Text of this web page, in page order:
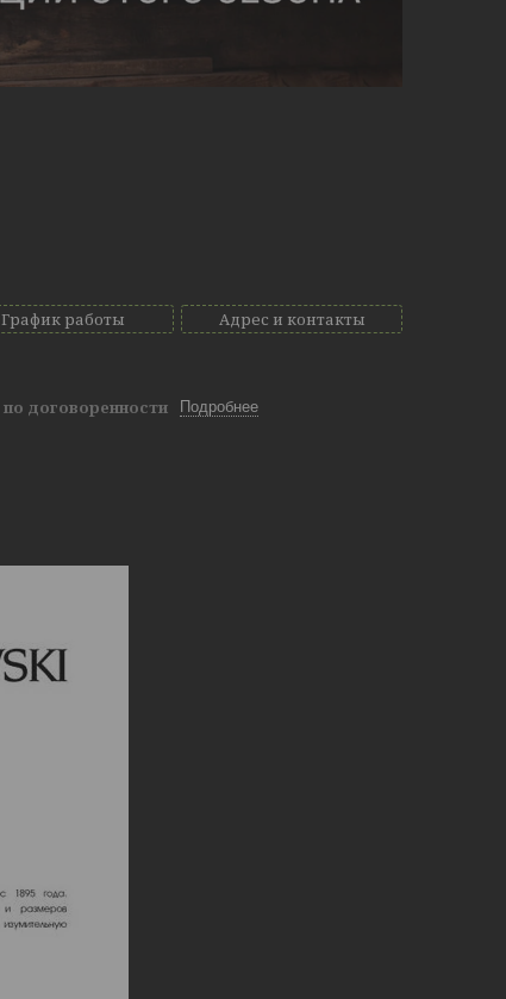
График работы Адрес и контакты
по договоренности Подробнее